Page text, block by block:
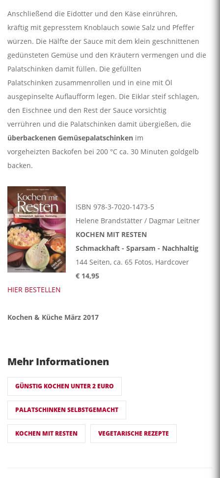
Anschließend die Eidotter und den Käse einrühren,
kräftig mit gepresstem Knoblauch sowie Salz und Pfeffer
würzen. Die Hälfte der Sauce mit dem klein geschnittenen
gedünsteten Gemüse und den Kräutern vermengen und die
Palatschinken damit füllen. Die gefüllten
Palatschinken zusammenrollen und in eine mit Öl
ausgepinselte Auflaufform legen. Die Eiklar steif schlagen,
den Eischnee und den Rest der Sauce vorsichtig
verrühren und die Palatschinken damit übergießen, die
überbackenen Gemüsepalatschinken im
vorgeheizten Backofen bei 200 °C ca. 30 Minuten goldgelb
backen.
ISBN 978-3-7020-1473-5
Helene Brandstätter / Dagmar Leitner
KOCHEN MIT RESTEN
Schmackhaft - Sparsam - Nachhaltig
144 Seiten, ca. 65 Fotos, Hardcover
€ 14,95
HIER BESTELLEN
Kochen & Küche März 2017
Mehr Informationen
GÜNSTIG KOCHEN UNTER 2 EURO
PALATSCHINKEN SELBSTGEMACHT
KOCHEN MIT RESTEN VEGETARISCHE REZEPTE